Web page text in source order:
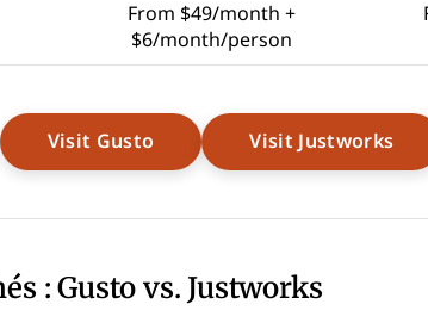
From $49/month +
$6/month/person
Visit Gusto Opens New Window
Visit Justworks
: Gusto vs. Justworks